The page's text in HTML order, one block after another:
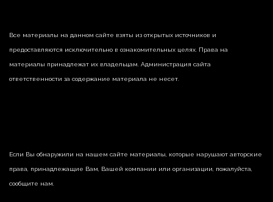
Все материалы на данном сайте взяты из открытых источников и
предоставляются исключительно в ознакомительных целях. Права на
материалы принадлежат их владельцам. Администрация сайта
ответственности за содержание материала не несет.
Если Вы обнаружили на нашем сайте материалы, которые нарушают авторские
права, принадлежащие Вам, Вашей компании или организации, пожалуйста,
сообщите нам.